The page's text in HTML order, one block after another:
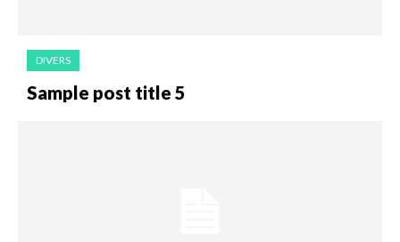
DIVERS
Sample post title 5